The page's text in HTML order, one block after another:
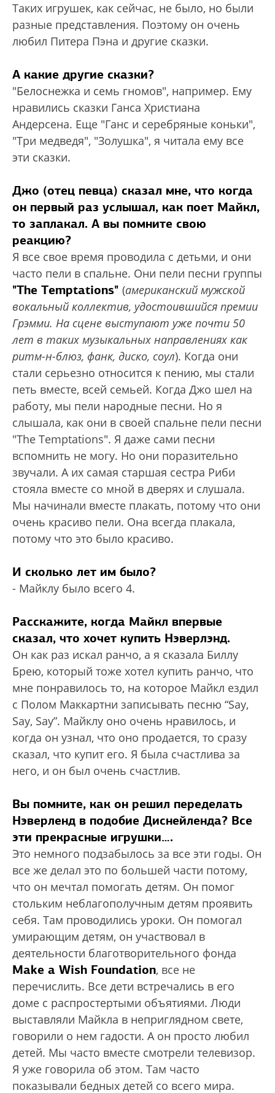
Таких игрушек, как сейчас, не было, но были
разные представления. Поэтому он очень
любил Питера Пэна и другие сказки.
А какие другие сказки?
"Белоснежка и семь гномов", например. Ему
нравились сказки Ганса Христиана
Андерсена. Еще "Ганс и серебряные коньки",
"Три медведя", "Золушка", я читала ему все
эти сказки.
Джо (отец певца) сказал мне, что когда
он первый раз услышал, как поет Майкл,
то заплакал. А вы помните свою
реакцию?
Я все свое время проводила с детьми, и они
часто пели в спальне. Они пели песни группы
"The Temptations" (американский мужской
вокальный коллектив, удостоившийся премии
Грэмми. На сцене выступают уже почти 50
лет в таких музыкальных направлениях как
ритм-н-блюз, фанк, диско, соул). Когда они
стали серьезно относится к пению, мы стали
петь вместе, всей семьей. Когда Джо шел на
работу, мы пели народные песни. Но я
слышала, как они в своей спальне пели песни
"The Temptations". Я даже сами песни
вспомнить не могу. Но они поразительно
звучали. А их самая старшая сестра Риби
стояла вместе со мной в дверях и слушала.
Мы начинали вместе плакать, потому что они
очень красиво пели. Она всегда плакала,
потому что это было красиво.
И сколько лет им было?
- Майклу было всего 4.
Расскажите, когда Майкл впервые
сказал, что хочет купить Нэверлэнд.
Он как раз искал ранчо, а я сказала Биллу
Брею, который тоже хотел купить ранчо, что
мне понравилось то, на которое Майкл ездил
с Полом Маккартни записывать песню “Say,
Say, Say”. Майклу оно очень нравилось, и
когда он узнал, что оно продается, то сразу
сказал, что купит его. Я была счастлива за
него, и он был очень счастлив.
Вы помните, как он решил переделать
Нэверленд в подобие Диснейленда? Все
эти прекрасные игрушки….
Это немного подзабылось за все эти годы. Он
все же делал это по большей части потому,
что он мечтал помогать детям. Он помог
стольким неблагополучным детям проявить
себя. Там проводились уроки. Он помогал
умирающим детям, он участвовал в
деятельности благотворительного фонда
Make a Wish Foundation, все не
перечислить. Все дети встречались в его
доме с распростертыми объятиями. Люди
выставляли Майкла в неприглядном свете,
говорили о нем гадости. А он просто любил
детей. Мы часто вместе смотрели телевизор.
Я уже говорила об этом. Там часто
показывали бедных детей со всего мира.